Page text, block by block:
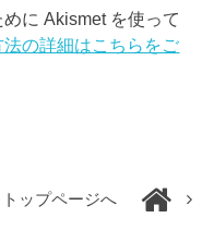
に Akismet を使って
の詳細はこちらをご
トップページへ